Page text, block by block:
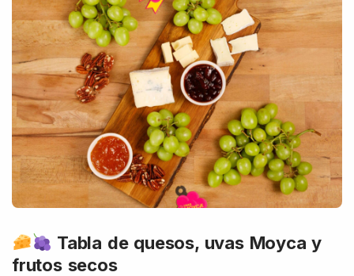
Tabla de quesos, uvas Moyca y
frutos secos